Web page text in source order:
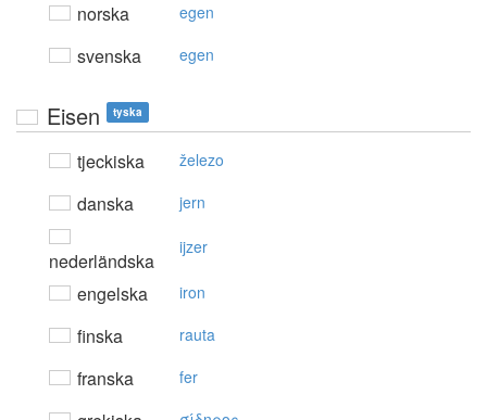
norska egen
svenska egen
Eisen tyska
tjeckiska železo
danska jern
nederländska
ijzer
engelska iron
finska rauta
franska fer